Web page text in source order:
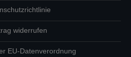
widerrufen
EU-Datenverordnung